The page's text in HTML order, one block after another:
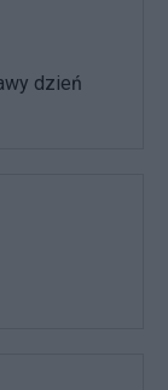
dzień